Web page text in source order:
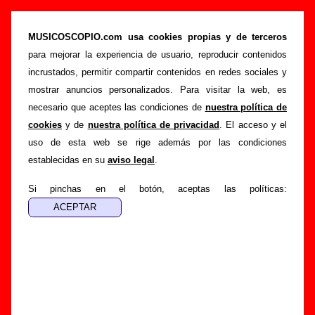
MUSICOSCOPIO.com usa cookies propias y de terceros
para mejorar la experiencia de usuario, reproducir contenidos
incrustados, permitir compartir contenidos en redes sociales y
mostrar anuncios personalizados. Para visitar la web, es
necesario que aceptes las condiciones de nuestra política de
cookies y de nuestra política de privacidad . El acceso y el
uso de esta web se rige además por las condiciones
establecidas en su aviso legal .
Si pinchas en el botón, aceptas las políticas:
The Pribata Idaho - Añadir o corregir
información
Portada >The Pribata Idaho > Añadir
Si tienes información adicional, puedes enviar nueva
información o corregir la existente mediante el siguiente
formulario o escribiendo un e-mail a
guialven@musicoscopio.com
.
Gracias por tu
colaboración.
Nombre